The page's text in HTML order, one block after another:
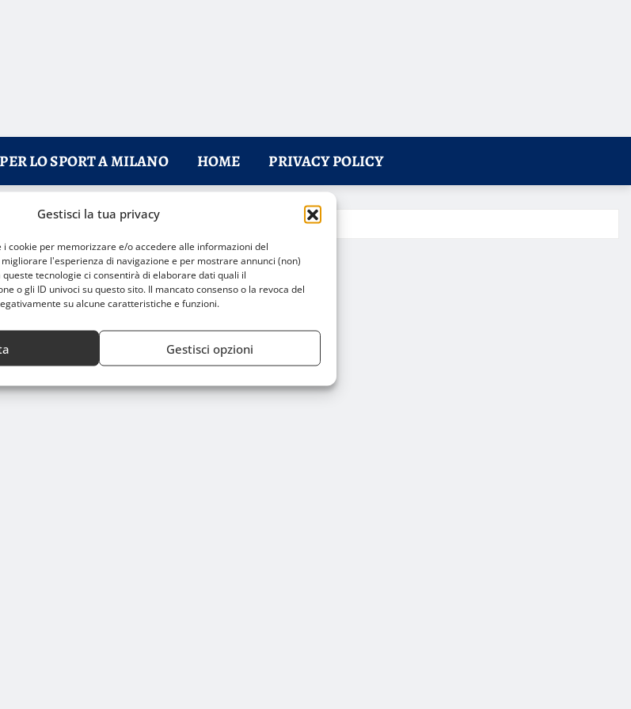
Gestisci la tua privacy
cookie per memorizzare e/o accedere alle informazioni del
l'esperienza di navigazione e per mostrare annunci (non)
queste tecnologie ci consentirà di elaborare dati quali il
o gli ID univoci su questo sito. Il mancato consenso o la revoca del
su alcune caratteristiche e funzioni.
Gestisci opzioni
LO SPORT A MILANO HOME PRIVACY POLICY